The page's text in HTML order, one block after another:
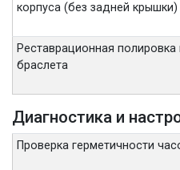
корпуса (без задней крышки)
Реставрационная
браслета
Диагностика и
Проверка герметичности